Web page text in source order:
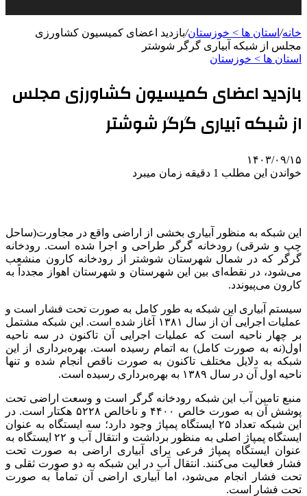
خانه/ استان ها > خوزستان/بازدید اعضای کمیسیون کشاورزی
مجلس از شبکه آبیاری گرگر شوشتر
استان ها > خوزستان
بازدید اعضای کمیسیون کشاورزی مجلس
از شبکه آبیاری گرگر شوشتر
۱۴۰۳/۰۹/۱۵
خواندن این مطلب 1 دقیقه زمان میبرد
این شبکه به منظور آبیاری بخشی از اراضی واقع در مجاورت(ساحل
چپ و شرقی) رودخانه گرگر طراحی و اجرا شده است. رودخانه
گرگر که در شمال شهرستان شوشتر از رودخانه کارون منشعب
می‌شود، در نقطه‌ای بین این شهرستان و شهرستان اهواز مجدداً به
کارون می‌پیوندد.
سیستم آبیاری این شبکه به طور کامل به صورت تحت فشار است و
عملیات اجرایی آن از سال ۱۳۸۱ آغاز شده است. این شبکه مشتمل
بر چهار ناحیه است که عملیات اجرایی آن تاکنون در سه ناحیه
اول(نه به صورت کامل) به اتمام رسیده است. بهره‌برداری از این
شبکه به دلایل مختلف تاکنون به صورت ناقص انجام شده و تنها
ناحیه اول آن در سال ۱۳۸۹ به بهره‌برداری رسیده است.
منبع تامین آب این شبکه رودخانه گرگر است و وسعت اراضی تحت
پوشش آن به صورت خالص ۴۴۰۰ و ناخالص ۵۲۲۸ هکتار است. در
این شبکه تعداد ۲۵ ایستگاه پمپاژ وجود دارد؛ سه ایستگاه به عنوان
ایستگاه پمپاژ اصلی به منظور برداشت و انتقال آب و ۲۲ ایستگاه به
عنوان ایستگاه پمپاژ فرعی برای آبیاری اراضی به صورت تحت
فشار فعالیت می‌کنند. انتقال آب در این شبکه به دو صورت ثقلی و
تحت فشار انجام می‌شود، اما آبیاری اراضی آن تماماً به صورت
تحت فشار است.